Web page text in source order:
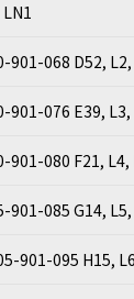
901-068 D52,
901-076 E39, L3,
901-080 F21, L4,
901-085 G14,
901-095 H15,